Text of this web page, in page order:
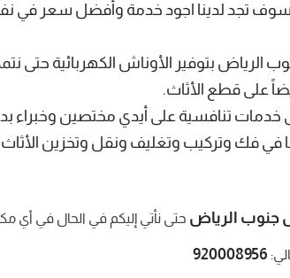
سوف تجد لدينا اجود خدمة وأفضل سعر في
بتوفير الأوناش الكهربائية حتى
على قطع الأثاث.
تنافسية على أيدي مختصين وخبراء
فك وتركيب وتغليف ونقل وتخزين الأثاث
الرياض حتى نأتي إليكم في الحال في أي
920008956